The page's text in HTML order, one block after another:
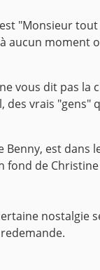
est "Monsieur
aucun
vous dit pas
des vrais
Benny, est
fond de
nostalgie